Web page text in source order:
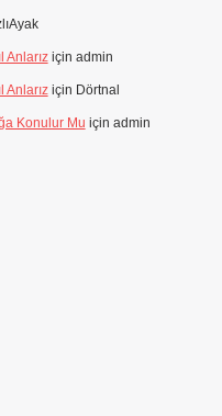
Anlarıziçin admin
Anlarıziçin Dörtnal
Konulur Mu için admin